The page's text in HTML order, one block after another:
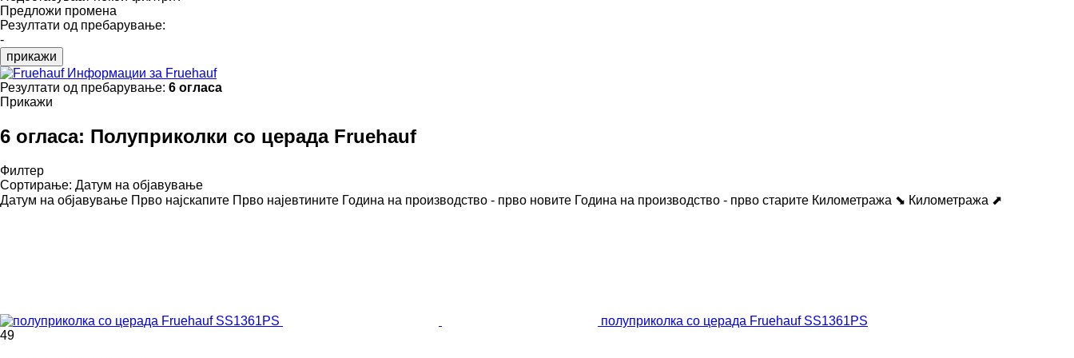
Предложи промена
Резултати од пребарување:
-
прикажи
Информации за Fruehauf
Резултати од пребарување: 6 огласа
Прикажи
6 огласа: Полуприколки со церада Fruehauf
Филтер
Сортирање: Датум на објавување
Датум на објавување Прво најскапите Прво најевтините Година на производство - прво новите Година на производство - прво старите Километража ⬊ Километража ⬈
полуприколка со церада Fruehauf SS1361PS
49